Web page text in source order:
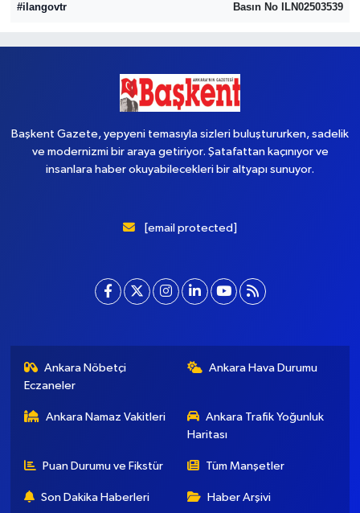
#ilangovtr
Basın No ILN02503539
Başkent Gazete, yepyeni temasıyla sizleri buluştururken, sadelik
ve modernizmi bir araya getiriyor. Şatafattan kaçınıyor ve
insanlara haber okuyabilecekleri bir altyapı sunuyor.
[email protected]
Ankara Nöbetçi
Eczaneler
Ankara Hava Durumu
Ankara Namaz Vakitleri
Ankara Trafik Yoğunluk
Haritası
Puan Durumu ve Fikstür Tüm Manşetler
Son Dakika Haberleri Haber Arşivi